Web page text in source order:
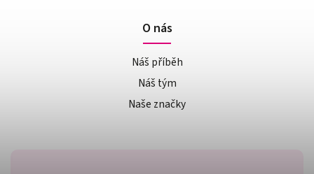
O nás
Náš příběh
Náš tým
Naše značky